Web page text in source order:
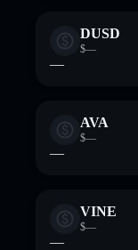
DUSD
$—
—
AVA
$—
—
VINE
$—
—